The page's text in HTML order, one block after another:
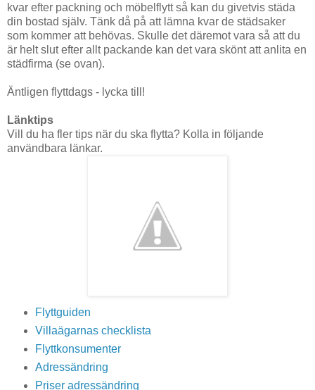
kvar efter packning och möbelflytt så kan du givetvis städa
din bostad själv. Tänk då på att lämna kvar de städsaker
som kommer att behövas. Skulle det däremot vara så att du
är helt slut efter allt packande kan det vara skönt att anlita en
städfirma (se ovan).
Äntligen flyttdags - lycka till!
Länktips
Vill du ha fler tips när du ska flytta? Kolla in följande
användbara länkar.
Flyttguiden
Villaägarnas checklista
Flyttkonsumenter
Adressändring
Priser adressändring